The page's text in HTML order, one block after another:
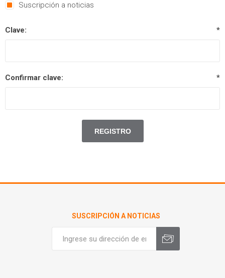
Suscripción a noticias
Clave: *
Confirmar clave: *
SUSCRIPCIÓN A NOTICIAS